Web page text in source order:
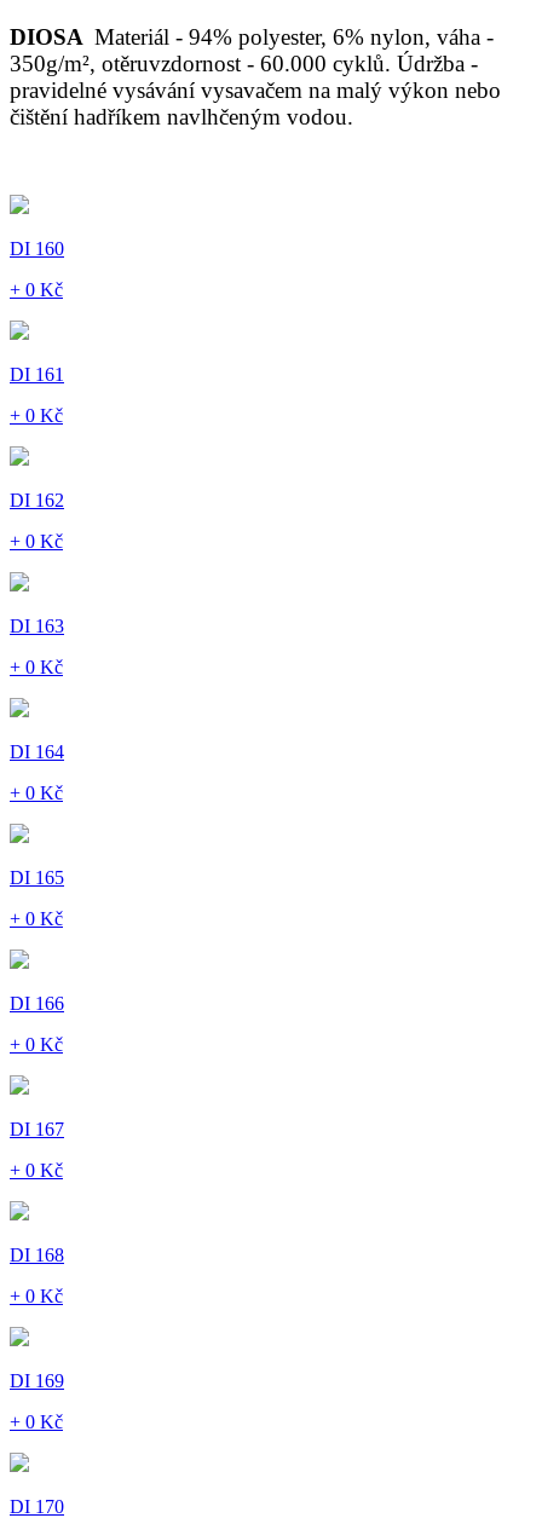
DIOSA Materiál - 94% polyester, 6% nylon, váha -
350g/m², otěruvzdornost - 60.000 cyklů. Údržba -
pravidelné vysávání vysavačem na malý výkon nebo
čištění hadříkem navlhčeným vodou.
DI 160
+ 0 Kč
DI 161
+ 0 Kč
DI 162
+ 0 Kč
DI 163
+ 0 Kč
DI 164
+ 0 Kč
DI 165
+ 0 Kč
DI 166
+ 0 Kč
DI 167
+ 0 Kč
DI 168
+ 0 Kč
DI 169
+ 0 Kč
DI 170